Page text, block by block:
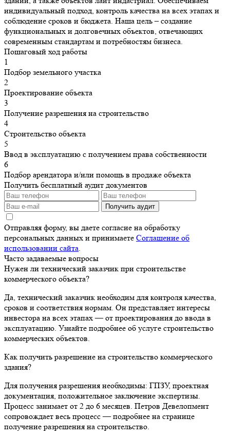
индивидуальный подход, контроль качества на всех этапах и
соблюдение сроков и бюджета. Наша цель – создание
функциональных и долговечных объектов, отвечающих
современным стандартам и потребностям бизнеса.
Пошаговый ход работы
1
Подбор земельного участка
2
Проектирование объекта
3
Получение разрешения на строительство
4
Строительство объекта
5
Ввод в эксплуатацию с получением права собственности
6
Подбор арендатора и/или помощь в продаже объекта
Получить бесплатный аудит документов
Получить аудит
Отправляя форму, вы даете согласие на обработку
персональных данных и принимаете Соглашение об
использовании сайта.
Часто задаваемые вопросы
Нужен ли технический заказчик при строительстве
коммерческого объекта?
Да, технический заказчик необходим для контроля качества,
сроков и соответствия нормам. Он представляет интересы
инвестора на всех этапах — от проектирования до ввода в
эксплуатацию. Узнайте подробнее об услуге строительство
коммерческих объектов.
Как получить разрешение на строительство коммерческого
здания?
Для получения разрешения необходимы: ГПЗУ, проектная
документация, положительное заключение экспертизы.
Процесс занимает от 2 до 6 месяцев. Петров Девелопмент
сопровождает весь процесс — подробнее на странице
получение разрешения на строительство.